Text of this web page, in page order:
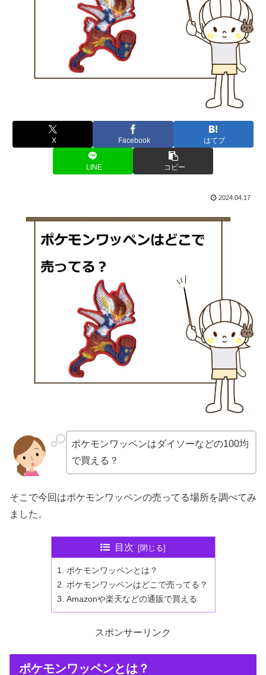
X Facebook はてブ
LINE コピー
2024.04.17
ポケモンワッペンはダイソーなどの100均
で買える？
そこで今回はポケモンワッペンの売ってる場所を調べてみ
ました。
目次
ポケモンワッペンとは？
ポケモンワッペンはどこで売ってる？
Amazonや楽天などの通販で買える
スポンサーリンク
ポケモンワッペンとは？